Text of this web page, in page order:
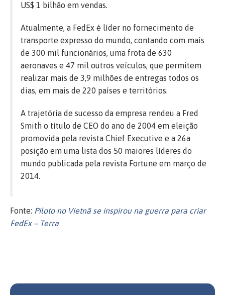
US$ 1 bilhão em vendas.
Atualmente, a FedEx é líder no fornecimento de
transporte expresso do mundo, contando com mais
de 300 mil funcionários, uma frota de 630
aeronaves e 47 mil outros veículos, que permitem
realizar mais de 3,9 milhões de entregas todos os
dias, em mais de 220 países e territórios.
A trajetória de sucesso da empresa rendeu a Fred
Smith o título de CEO do ano de 2004 em eleição
promovida pela revista Chief Executive e a 26a
posição em uma lista dos 50 maiores líderes do
mundo publicada pela revista Fortune em março de
2014.
Fonte: Piloto no Vietnã se inspirou na guerra para criar
FedEx – Terra